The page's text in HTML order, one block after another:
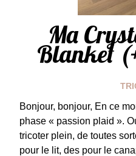
Ma
Blanket
Bonjour, bonjour, En ce
phase « passion plaid ».
tricoter plein, de toutes
pour le lit, des pour le